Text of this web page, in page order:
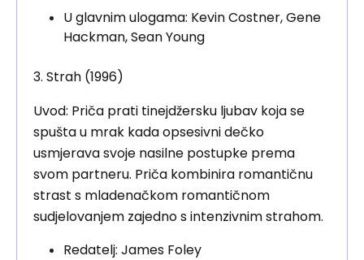
U glavnim ulogama: Kevin Costner, Gene
Hackman, Sean Young
3. Strah (1996)
Uvod: Priča prati tinejdžersku ljubav koja se
spušta u mrak kada opsesivni dečko
usmjerava svoje nasilne postupke prema
svom partneru. Priča kombinira romantičnu
strast s mladenačkom romantičnom
sudjelovanjem zajedno s intenzivnim strahom.
Redatelj: James Foley